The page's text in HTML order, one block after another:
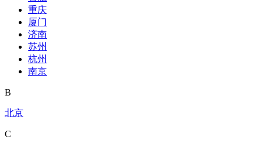
重庆
厦门
济南
苏州
杭州
南京
B
北京
C